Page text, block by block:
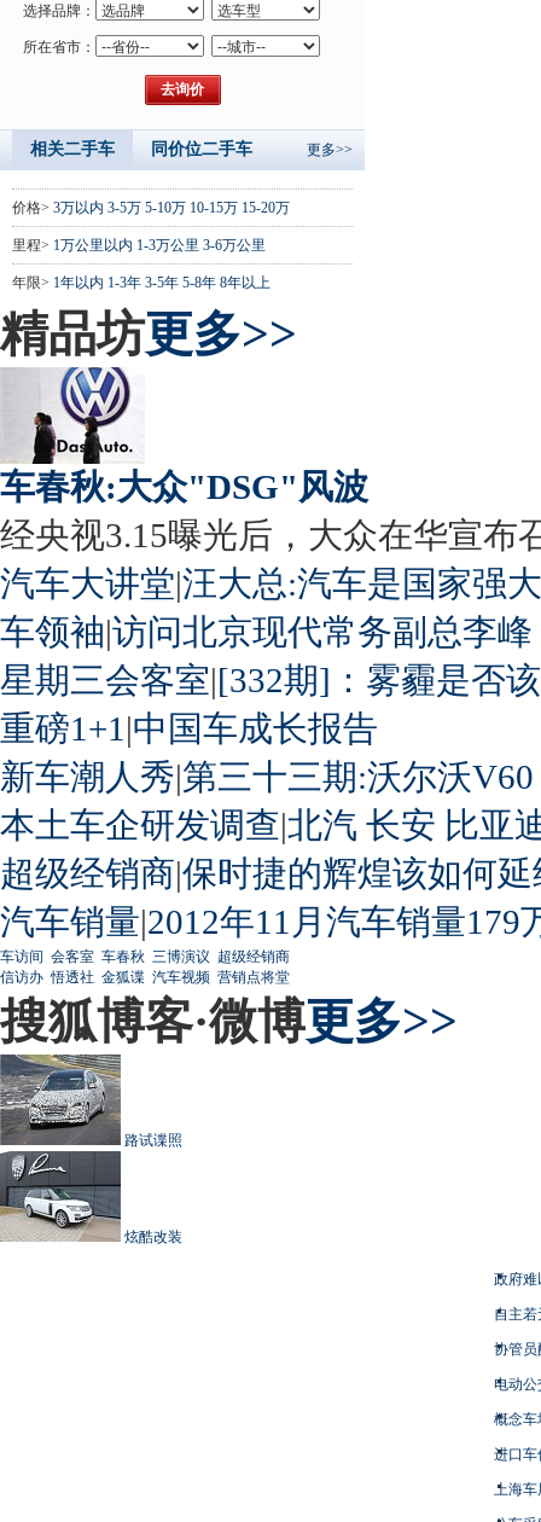
选择品牌：
所在省市：
相关二手车 同价位二手车 更多>>
价格> 3万以内 3-5万 5-10万 10-15万 15-20万
里程> 1万公里以内 1-3万公里 3-6万公里
年限> 1年以内 1-3年 3-5年 5-8年 8年以上
精品坊更多>>
车春秋:大众"DSG"风波
经央视3.15曝光后，大众在华宣布
汽车大讲堂|汪大总:汽车是国家强
车领袖|访问北京现代常务副总李峰
星期三会客室|[332期]：雾霾是否
重磅1+1 |中国车成长报告
新车潮人秀|第三十三期:沃尔沃
本土车企研发调查|北汽 长安 比亚
超级经销商|保时捷的辉煌该如何延
汽车销量|2012年11月汽车销量179
车访间 会客室 车春秋 三博演议 超级经销商
信访办 悟透社 金狐谍 汽车视频 营销点将堂
搜狐博客·微博更多>>
路试谍照
炫酷改装
政府难
自主
协管员
电动
概念车
进口车
上海